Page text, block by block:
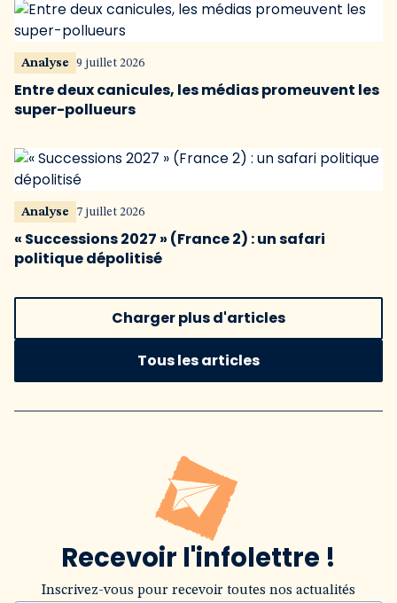
Analyse 9 juillet 2026
Entre deux canicules, les médias promeuvent les
super-pollueurs
Analyse 7 juillet 2026
« Successions 2027 » (France 2) : un safari
politique dépolitisé
Charger plus d'articles
Tous les articles
Recevoir l'infolettre !
Inscrivez-vous pour recevoir toutes nos actualités